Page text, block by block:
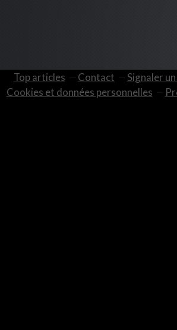
Top articles Contact Signaler
Cookies et données personnelles